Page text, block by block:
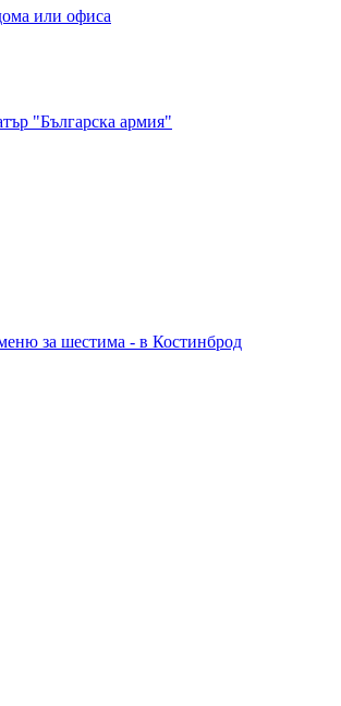
или офиса
"Българска армия"
за шестима - в Костинброд